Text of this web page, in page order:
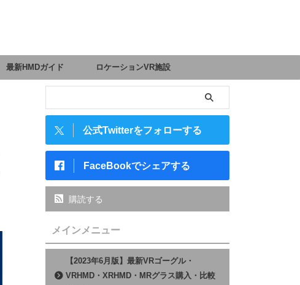
最新HMDガイド ロケーションVR施設
公式Twitterをフォローする
FaceBookでシェアする
購読する
メインメニュー
【2023年6月版】最新VRゴーグル・
VRHMD・XRHMD・MRグラス購入・比較